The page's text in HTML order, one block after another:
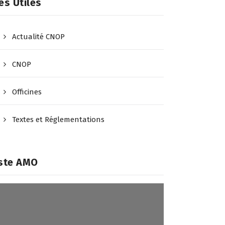
Actualité CNOP
CNOP
Officines
Textes et Réglementations
AMO